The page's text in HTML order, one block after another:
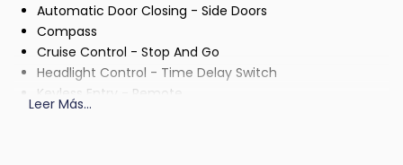
Automatic Door Closing - Side Doors
Compass
Cruise Control - Stop And Go
Headlight Control - Time Delay Switch
Keyless Entry - Remote
Air Conditioning - Multi Zone
Leer Más...